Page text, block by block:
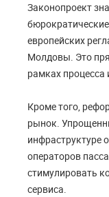
Законопроект
европейских
Молдовы. Это
рамках процесса
Кроме того,
рынок.
инфраструктуре
операторов
стимулировать
сервиса.